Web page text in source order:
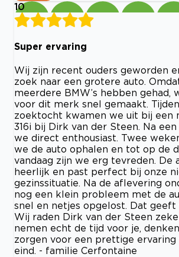
10
Super ervaring
Wij zijn recent ouders geworden
zoek naar een grotere auto.
meerdere BMW’s hebben gehad,
voor dit merk snel gemaakt.
zoektocht kwamen we uit bij een
316i bij Dirk van der Steen. Na
we direct enthousiast. Twee
we de auto ophalen en tot op de
vandaag zijn we erg tevreden. De
heerlijk en past perfect bij onze
gezinssituatie. Na de aflevering
nog een klein probleem met de
snel en netjes opgelost. Dat geeft
Wij raden Dirk van der Steen
nemen echt de tijd voor je,
zorgen voor een prettige
eind. - familie Cerfontaine